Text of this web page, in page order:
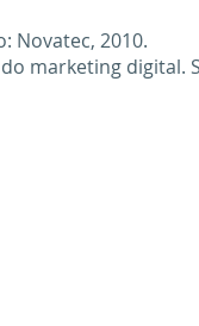
Novatec, 2010.
do marketing digital.